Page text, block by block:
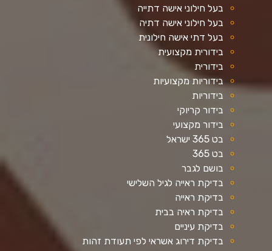
בעל חילוני אישה דתייה
בעל חילוני אישה דתיה
בעל דתי אישה חילונית
בידורית מקצועית
בידורית
בידוריות מקצועיות
בידוריות
בידור קריוקי
בידור מקצועי
בט 365 ישראל
בט 365
בושם לגבר
בדיקת ראייה לגיל השלישי
בדיקת ראייה
בדיקת ראיה בבית
בדיקת עיניים
בדיקת דירוג אשראי לפי תעודת זהות